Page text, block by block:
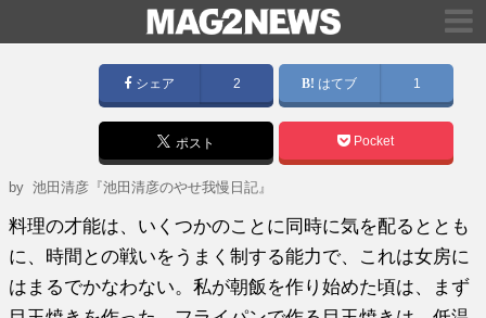
シェア 2 はてブ 1
ポスト Pocket
by池田清彦『池田清彦のやせ我慢日記』
料理の才能は、いくつかのことに同時に気を配るととも
に、時間との戦いをうまく制する能力で、これは女房に
はまるでかなわない。私が朝飯を作り始めた頃は、まず